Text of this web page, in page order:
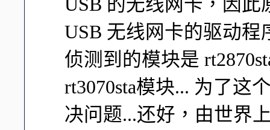
USB 的无线网卡，因
USB 无线网卡的驱动
侦测到的模块是
rt3070sta模块... 为了这
决问题...还好，由世界